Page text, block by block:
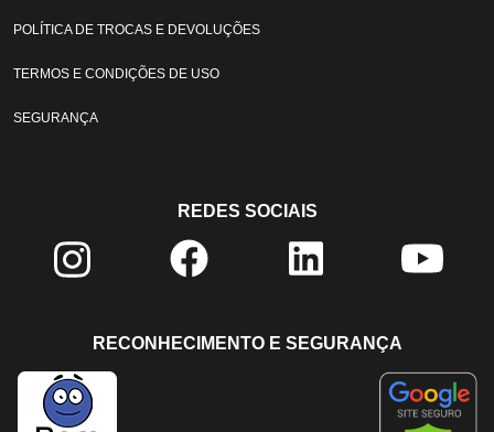
POLÍTICA DE TROCAS E DEVOLUÇÕES
TERMOS E CONDIÇÕES DE USO
SEGURANÇA
REDES SOCIAIS
RECONHECIMENTO E SEGURANÇA